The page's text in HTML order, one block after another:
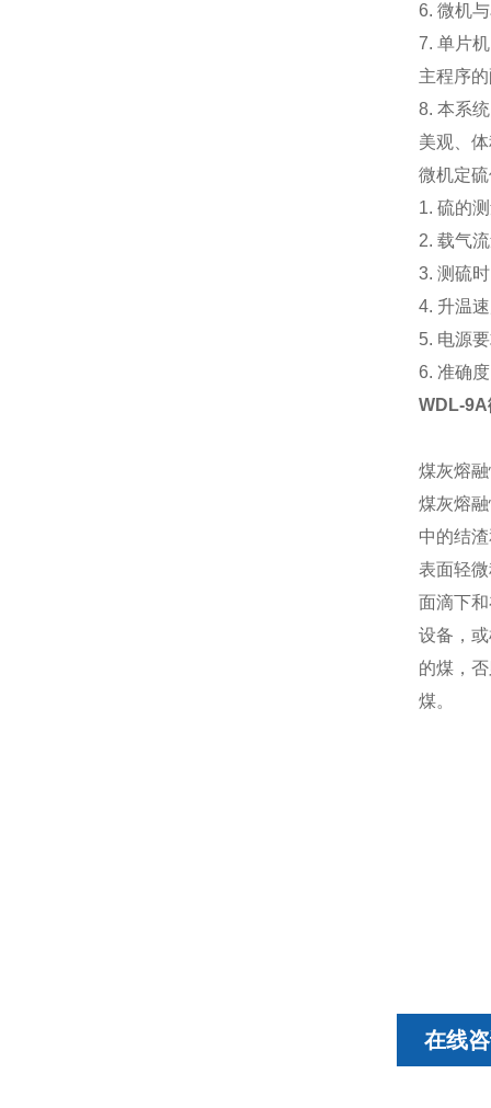
6. 微机
7. 单片
主程序
8. 本系
美观、
微机定
1. 硫的
2. 载气
3. 测硫
4. 升温
5. 电源
6. 准确
WDL-9A
煤灰熔
煤灰熔
中的结
表面轻
面滴下
设备，
的煤，
煤。
在线